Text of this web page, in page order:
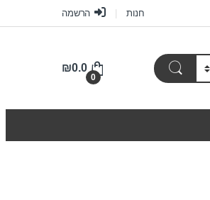
חנות הרשמה
0
₪0.0